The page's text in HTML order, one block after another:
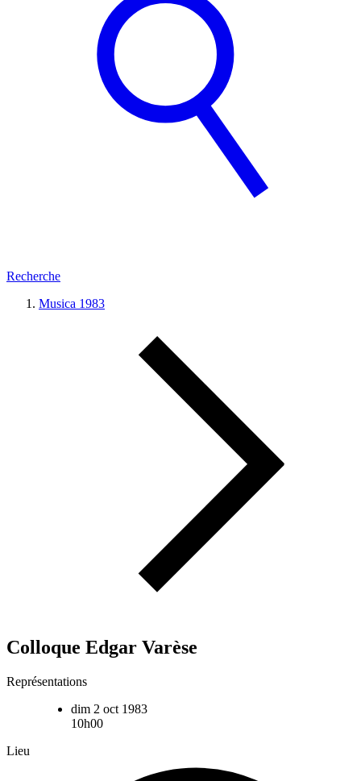
Recherche
Musica 1983
Colloque Edgar Varèse
Représentations
dim 2 oct 1983
10h00
Lieu